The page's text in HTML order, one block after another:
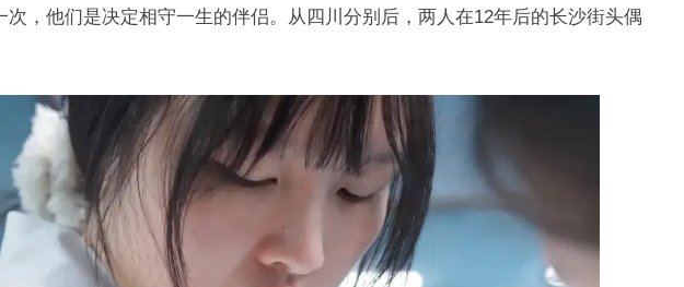
次，他们是决定相守一生的伴侣。从四川分别后，两人在12年后的长沙街头偶